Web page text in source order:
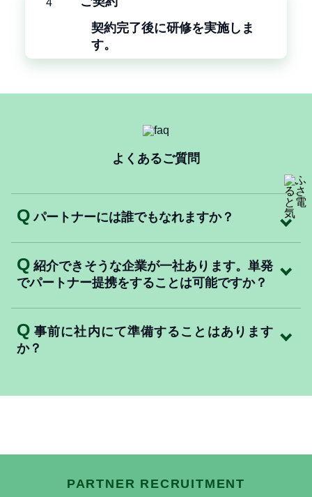
契約完了後に研修を実施しま
す。
よくあるご質問
Q パートナーには誰でもなれますか？
Q 紹介できそうな企業が一社あります。単発
でパートナー提携をすることは可能ですか？
Q 事前に社内にて準備することはあります
か？
PARTNER RECRUITMENT